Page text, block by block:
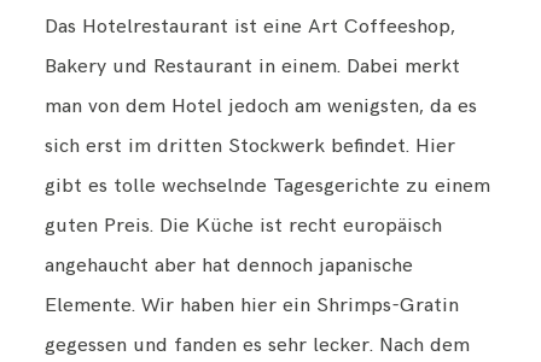
Das Hotelrestaurant ist eine Art Coffeeshop,
Bakery und Restaurant in einem. Dabei merkt
man von dem Hotel jedoch am wenigsten, da es
sich erst im dritten Stockwerk befindet. Hier
gibt es tolle wechselnde Tagesgerichte zu einem
guten Preis. Die Küche ist recht europäisch
angehaucht aber hat dennoch japanische
Elemente. Wir haben hier ein Shrimps-Gratin
gegessen und fanden es sehr lecker. Nach dem